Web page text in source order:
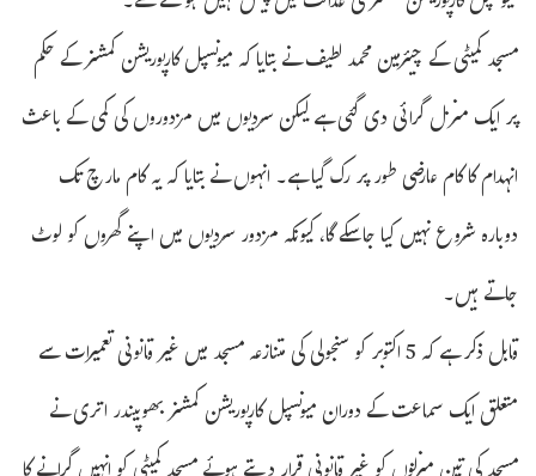
مسجد کمیٹی کے چیئرمین محمد لطیف نے بتایا کہ میونسپل کارپوریشن کمشنر کے حکم
پر ایک منزل گرائی دی گئی ہے لیکن سردیوں میں مزدوروں کی کمی کے باعث
انہدام کا کام عارضی طور پر رک گیا ہے۔ انہوں نے بتایا کہ یہ کام مارچ تک
دوبارہ شروع نہیں کیا جاسکے گا، کیونکہ مزدور سردیوں میں اپنے گھروں کو لوٹ
جاتے ہیں۔
قابل ذکر ہے کہ 5 اکتوبر کو سنجولی کی متنازعہ مسجد میں غیر قانونی تعمیرات سے
متعلق ایک سماعت کے دوران میونسپل کارپوریشن کمشنر بھوپیندر اتری نے